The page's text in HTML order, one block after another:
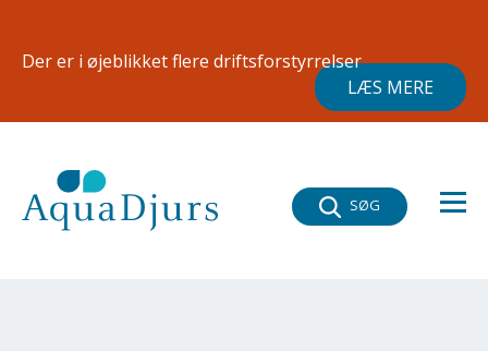
Der er i øjeblikket flere driftsforstyrrelser
LÆS MERE
SØG